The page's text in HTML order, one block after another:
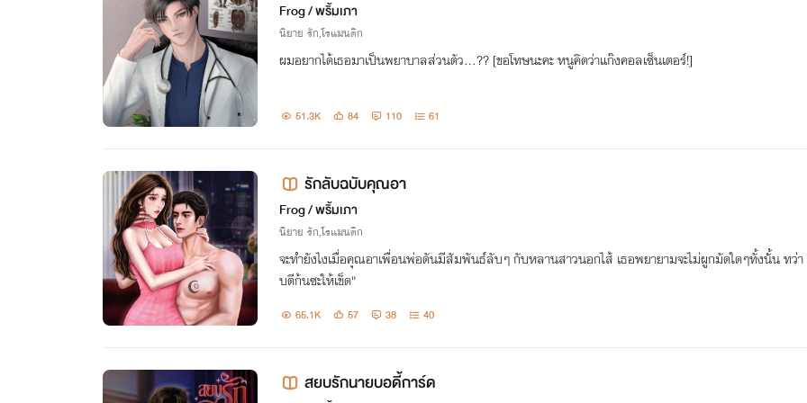
Frog / พริ้มเภา
นิยาย รัก,โรแมนติก
ผมอยากได้เธอมาเป็นพยาบาลส่วนตัว...?? [ขอโทษนะคะ หนูคิดว่าแก๊งคอลเซ็นเตอร์!]
51.3K 84 110 61
รักลับฉบับคุณอา
Frog / พริ้มเภา
นิยาย รัก,โรแมนติก
จะทำยังไงเมื่อคุณอาเพื่อนพ่อดันมีสัมพันธ์ลับๆ กับหลานสาวนอกไส้ เธอพยายามจะไม่ผูกมัดใดๆทั้งนั้น ทว่
บตีก้นซะให้เข็ด"
65.1K 57 38 40
สยบรักนายบอดี้การ์ด